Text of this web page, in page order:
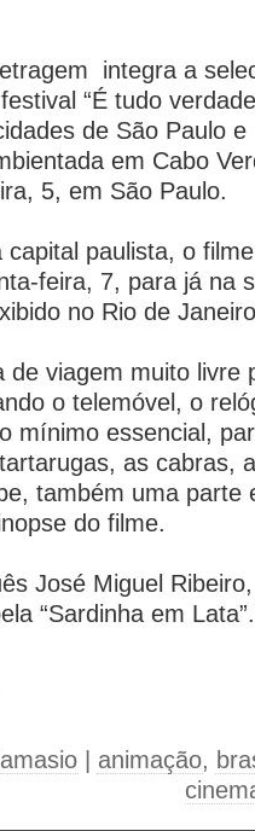
integra a
“É tudo
de São Paulo e
em Cabo
5, em São Paulo.
paulista, o
feira, 7, para já na
no Rio de
de viagem muito livre
o telemóvel, o
mínimo essencial,
as cabras,
também uma parte
do filme.
José Miguel
“Sardinha em Lata”.
animação,